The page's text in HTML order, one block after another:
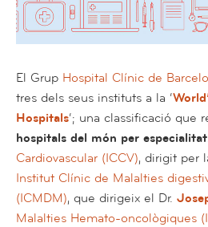
El Grup Hospital Clínic de
tres dels seus instituts a la ‘
Hospitals‘; una classificació que
hospitals del món per especialitat
Cardiovascular (ICCV), dirigit per
Institut Clínic de Malalties
(ICMDM), que dirigeix el Dr.
Malalties Hemato-oncològiques